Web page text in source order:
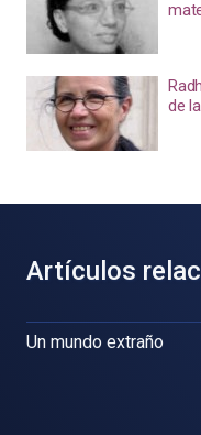
de
Artículos
Un mundo extraño